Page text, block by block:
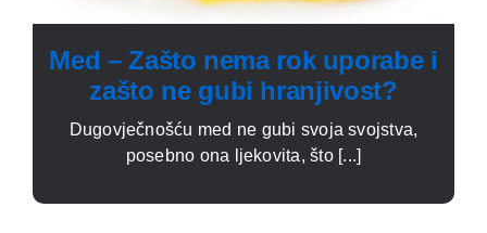
Med – Zašto nema rok uporabe i
zašto ne gubi hranjivost?
Dugovječnošću med ne gubi svoja svojstva,
posebno ona ljekovita, što [...]